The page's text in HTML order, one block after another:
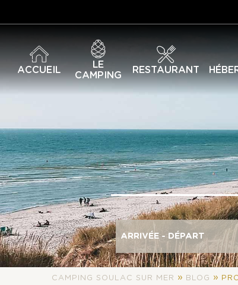
ACCUEIL
LE
CAMPING
RESTAURANT
ARRIVÉE - DÉPART
CAMPING SOULAC SUR MER » BLOG »